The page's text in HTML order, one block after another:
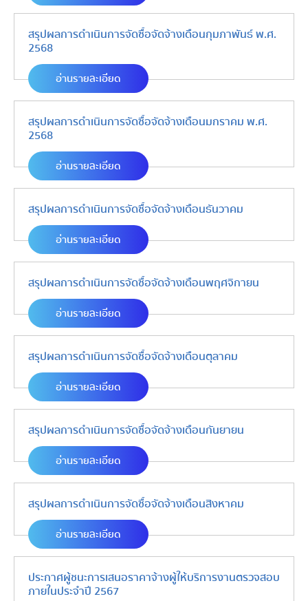
สรุปผลการดำเนินการจัดซื้อจัดจ้างเดือนกุมภาพันธ์ พ.ศ.
2568
อ่านรายละเอียด
สรุปผลการดำเนินการจัดซื้อจัดจ้างเดือนมกราคม พ.ศ.
2568
อ่านรายละเอียด
สรุปผลการดำเนินการจัดซื้อจัดจ้างเดือนธันวาคม
อ่านรายละเอียด
สรุปผลการดำเนินการจัดซื้อจัดจ้างเดือนพฤศจิกายน
อ่านรายละเอียด
สรุปผลการดำเนินการจัดซื้อจัดจ้างเดือนตุลาคม
อ่านรายละเอียด
สรุปผลการดำเนินการจัดซื้อจัดจ้างเดือนกันยายน
อ่านรายละเอียด
สรุปผลการดำเนินการจัดซื้อจัดจ้างเดือนสิงหาคม
อ่านรายละเอียด
ประกาศผู้ชนะการเสนอราคาจ้างผู้ให้บริการงานตรวจสอบ
ภายในประจำปี 2567